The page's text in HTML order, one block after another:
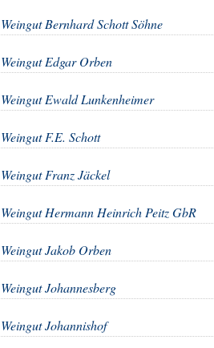
Weingut Bernhard Schott Söhne
Weingut Edgar Orben
Weingut Ewald Lunkenheimer
Weingut F.E. Schott
Weingut Franz Jäckel
Weingut Hermann Heinrich Peitz GbR
Weingut Jakob Orben
Weingut Johannesberg
Weingut Johannishof